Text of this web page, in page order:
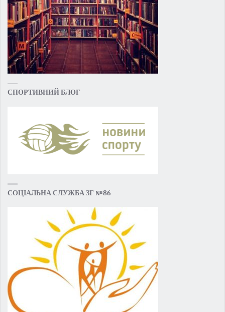
СПОРТИВНИЙ БЛОГ
СОЦІАЛЬНА СЛУЖБА ЗГ №86